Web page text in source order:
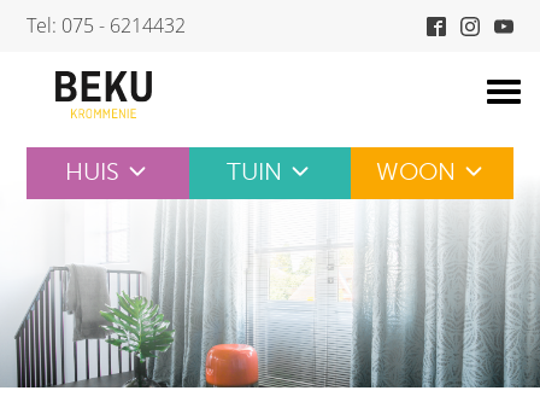
Skip
content
Tel: 075 - 6214432
HUIS TUIN WOON